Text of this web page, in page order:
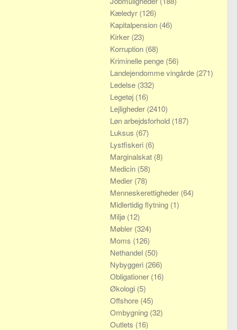
Kæledyr (126)
Kapitalpension (46)
Kirker (23)
Korruption (68)
Kriminelle penge (56)
Landejendomme vingårde (271)
Ledelse (332)
Legetøj (16)
Lejligheder (2410)
Løn arbejdsforhold (187)
Luksus (67)
Lystfiskeri (6)
Marginalskat (8)
Medicin (58)
Medier (78)
Menneskerettigheder (64)
Midlertidig flytning (1)
Miljø (12)
Møbler (324)
Moms (126)
Nethandel (50)
Nybyggeri (266)
Obligationer (16)
Økologi (5)
Offshore (45)
Ombygning (32)
Outlets (16)